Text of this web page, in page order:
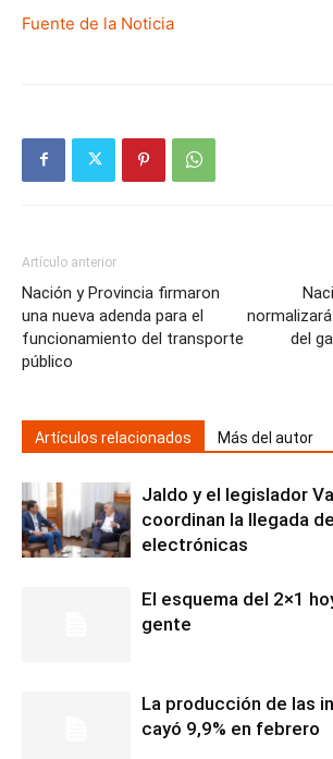
Fuente de la Noticia
Artículo anterior
Nación y Provincia firmaron
una nueva adenda para el
funcionamiento del transporte
público
del
Artículos relacionados Más del autor
Jaldo y el legislador
coordinan la llegada
electrónicas
El esquema del 2×1
gente
La producción de las
cayó 9,9% en febrero